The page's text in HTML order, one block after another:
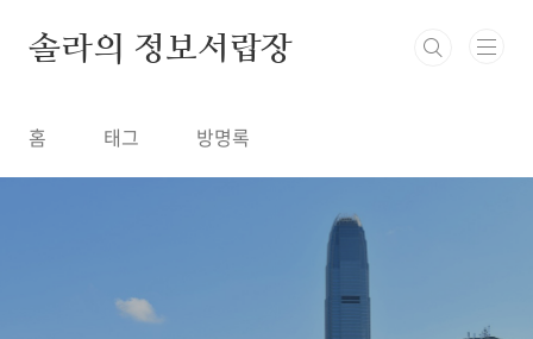
솔라의 정보서랍장
홈 태그 방명록